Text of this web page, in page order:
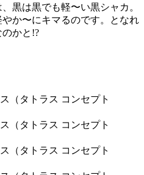
黒は黒でも軽〜い黒シャカ。
か〜にキマるのです。となれ
かと!?